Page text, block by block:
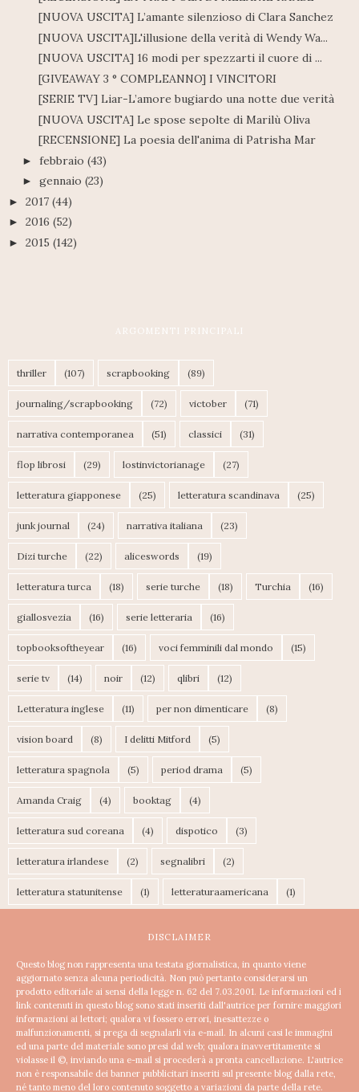
[NUOVA USCITA] L’amante silenzioso di Clara Sanchez
[NUOVA USCITA]L'illusione della verità di Wendy Wa...
[NUOVA USCITA] 16 modi per spezzarti il cuore di ...
[GIVEAWAY 3 ° COMPLEANNO] I VINCITORI
[SERIE TV] Liar-L’amore bugiardo una notte due verità
[NUOVA USCITA] Le spose sepolte di Marilù Oliva
[RECENSIONE] La poesia dell'anima di Patrisha Mar
► febbraio (43)
► gennaio (23)
► 2017 (44)
► 2016 (52)
► 2015 (142)
ARGOMENTI PRINCIPALI
thriller (107) scrapbooking (89)
journaling/scrapbooking (72) victober (71)
narrativa contemporanea (51) classici (31)
flop librosi (29) lostinvictorianage (27)
letteratura giapponese (25) letteratura scandinava (25)
junk journal (24) narrativa italiana (23)
Dizi turche (22) aliceswords (19)
letteratura turca (18) serie turche (18) Turchia (16)
giallosvezia (16) serie letteraria (16)
topbooksoftheyear (16) voci femminili dal mondo (15)
serie tv (14) noir (12) qlibri (12)
Letteratura inglese (11) per non dimenticare (8)
vision board (8) I delitti Mitford (5)
letteratura spagnola (5) period drama (5)
Amanda Craig (4) booktag (4)
letteratura sud coreana (4) dispotico (3)
letteratura irlandese (2) segnalibri (2)
letteratura statunitense (1) letteraturaamericana (1)
DISCLAIMER
Questo blog non rappresenta una testata giornalistica, in quanto viene
aggiornato senza alcuna periodicità. Non può pertanto considerarsi un
prodotto editoriale ai sensi della legge n. 62 del 7.03.2001. Le informazioni ed i
link contenuti in questo blog sono stati inseriti dall'autrice per fornire maggiori
informazioni ai lettori; qualora vi fossero errori, inesattezze o
malfunzionamenti, si prega di segnalarli via e-mail. In alcuni casi le immagini
ed una parte del materiale sono presi dal web; qualora inavvertitamente si
violasse il ©, inviando una e-mail si procederà a pronta cancellazione. L'autrice
non è responsabile dei banner pubblicitari inseriti sul presente blog dalla rete,
né tanto meno del loro contenuto soggetto a variazioni da parte della rete.